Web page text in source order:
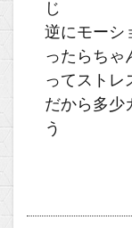
じ
逆にモーシ
ったらちゃ
ってストレ
だから多少
う